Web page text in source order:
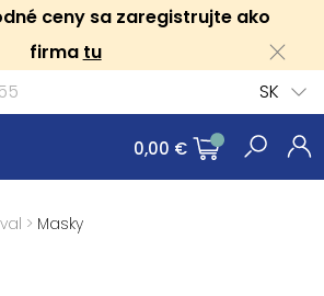
ceny sa zaregistrujte ako
firma tu
SK
0,00 €
> Masky